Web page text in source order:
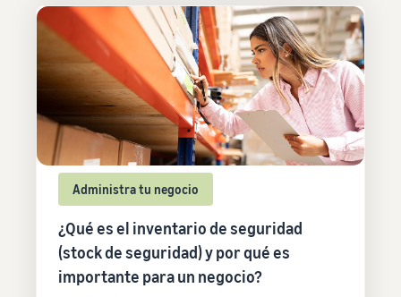
Administra tu negocio
¿Qué es el inventario de seguridad
(stock de seguridad) y por qué es
importante para un negocio?